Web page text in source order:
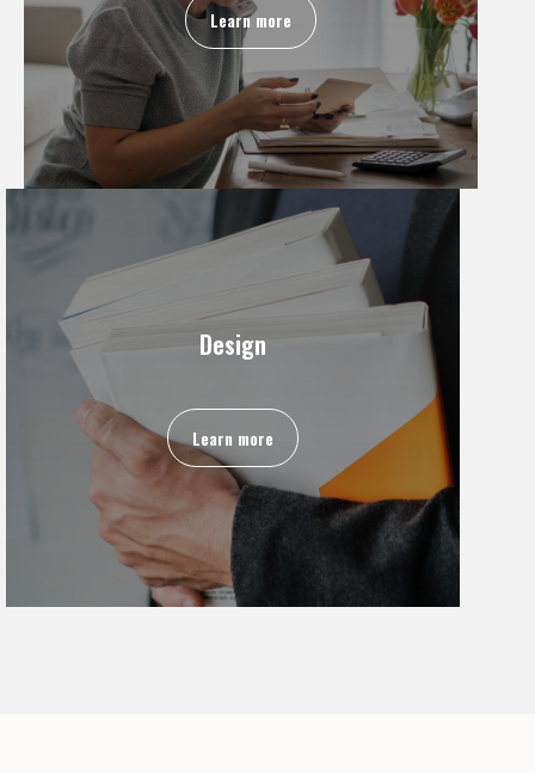
Learn more
Design
Learn more